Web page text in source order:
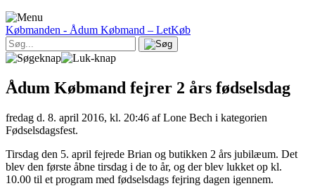
Købmanden - Ådum Købmand – LetKøb
Ådum Købmand fejrer 2 års fødselsdag
fredag d. 8. april 2016, kl. 20:46 af Lone Bech i kategorien
Fødselsdagsfest.
Tirsdag den 5. april fejrede Brian og butikken 2 års jubilæum. Det
blev den første åbne tirsdag i de to år, og der blev lukket op kl.
10.00 til et program med fødselsdags fejring dagen igennem.